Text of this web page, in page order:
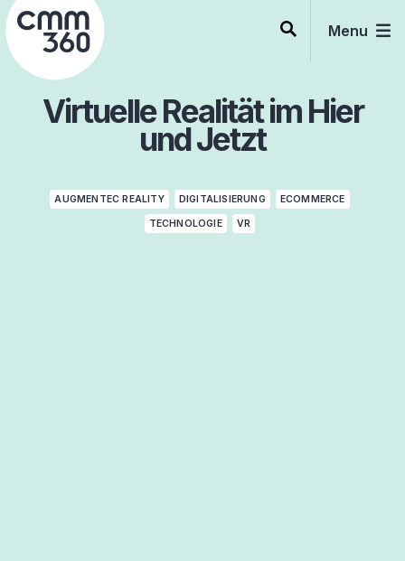
Skip
to
content
Menu
Virtuelle Realität im Hier
und Jetzt
AUGMENTEC REALITY DIGITALISIERUNG ECOMMERCE
TECHNOLOGIE VR